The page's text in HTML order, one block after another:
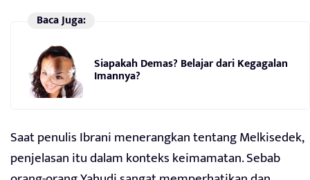
Baca Juga:
Siapakah Demas? Belajar dari Kegagalan
Imannya?
Saat penulis Ibrani menerangkan tentang Melkisedek,
penjelasan itu dalam konteks keimamatan. Sebab